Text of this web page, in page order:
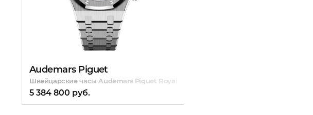
Audemars Piguet
Швейцарские часы Audemars Piguet Royal Oak Selfwinding Chronograph 41 mm
5 384 800 руб.